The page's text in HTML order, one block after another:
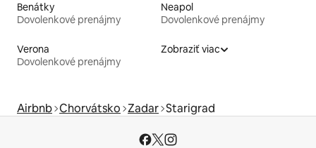
Benátky
Dovolenkové prenájmy
Neapol
Dovolenkové prenájmy
Verona
Dovolenkové prenájmy
Zobraziť viac
Airbnb Chorvátsko Zadar Starigrad